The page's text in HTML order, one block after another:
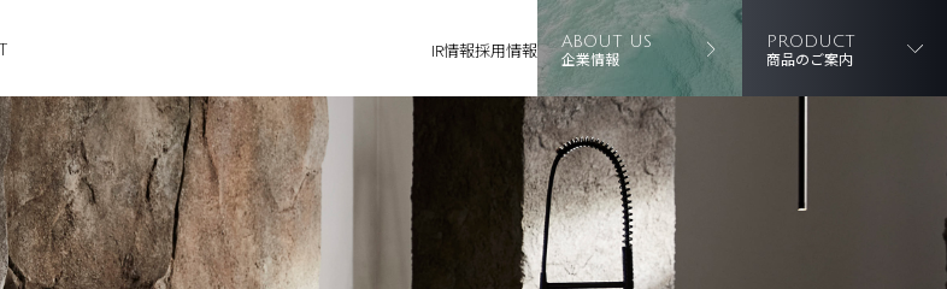
IR情報採用情報 ABOUT US
企業情報
PRODUCT
商品のご案内